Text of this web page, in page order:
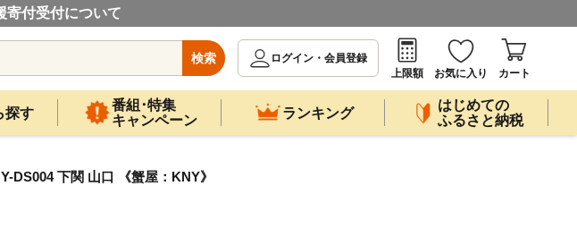
寄付受付について
検索
ログイン・会員登録
上限額
お気に入り カート
探す
番組･特集
キャンペーン
ランキング
はじめての
ふるさと納税
DS004 下関 山口 《蟹屋：KNY》